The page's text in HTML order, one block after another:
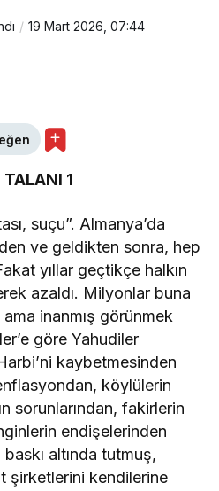
19 Mart 2026, 07:44
1
suçu”. Almanya’da
ve geldikten sonra, hep
yıllar geçtikçe halkın
azaldı. Milyonlar buna
inanmış görünmek
göre Yahudiler
kaybetmesinden
köylülerin
sorunlarından, fakirlerin
endişelerinden
altında tutmuş,
şirketlerini kendilerine